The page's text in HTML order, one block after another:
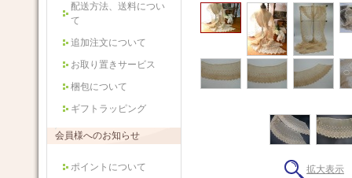
配送方法、送料につい
て
追加注文について
お取り置きサービス
梱包について
ギフトラッピング
会員様へのお知らせ
ポイントについて 拡大表示